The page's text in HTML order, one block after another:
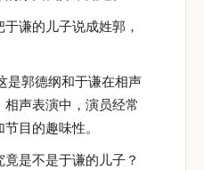
谦的儿子说成姓郭，
是郭德纲和于谦在相声
声表演中，演员经常
目的趣味性。
是不是于谦的儿子？